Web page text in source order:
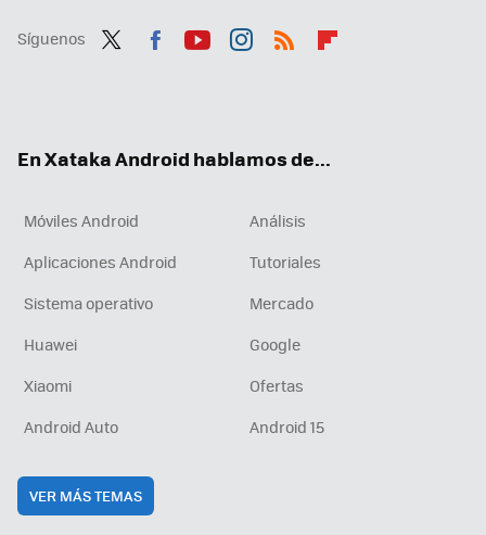
Síguenos
En Xataka Android hablamos de...
Móviles Android
Análisis
Aplicaciones Android
Tutoriales
Sistema operativo
Mercado
Huawei
Google
Xiaomi
Ofertas
Android Auto
Android 15
VER MÁS TEMAS